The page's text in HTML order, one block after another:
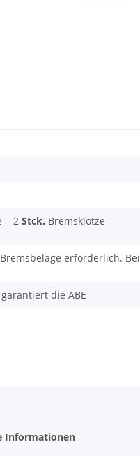
= 2 Stck. Bremsklötze
Bremsbeläge erforderlich. Bei
die ABE
Informationen